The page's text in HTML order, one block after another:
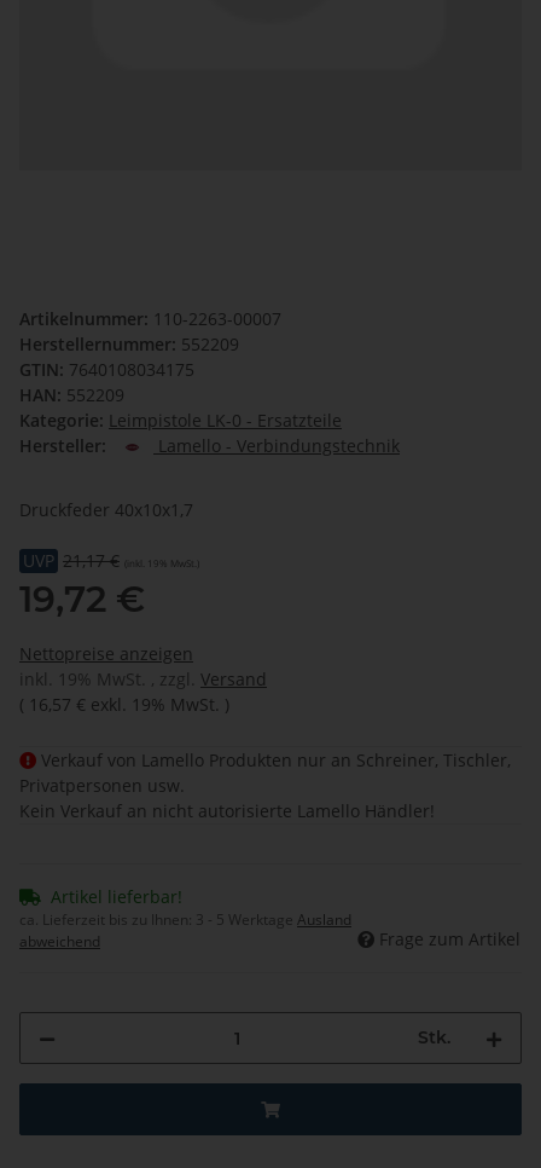
Artikelnummer: 110-2263-00007
Herstellernummer: 552209
GTIN: 7640108034175
HAN: 552209
Kategorie: Leimpistole LK-0 - Ersatzteile
Hersteller:
Lamello - Verbindungstechnik
Druckfeder 40x10x1,7
UVP 21,17 € (inkl. 19% MwSt.)
19,72 €
Nettopreise anzeigen
inkl. 19% MwSt. , zzgl. Versand
( 16,57 € exkl. 19% MwSt. )
Verkauf von Lamello Produkten nur an Schreiner, Tischler,
Privatpersonen usw.
Kein Verkauf an nicht autorisierte Lamello Händler!
Artikel lieferbar!
ca. Lieferzeit bis zu Ihnen: 3 - 5 Werktage Ausland
abweichend
Frage zum Artikel
Stk.